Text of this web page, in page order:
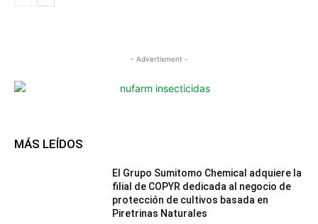
- Advertisment -
MÁS LEÍDOS
El Grupo Sumitomo Chemical adquiere la
filial de COPYR dedicada al negocio de
protección de cultivos basada en
Piretrinas Naturales